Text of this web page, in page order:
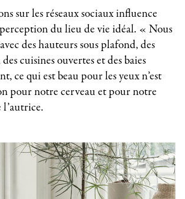
sur les réseaux sociaux influence
du lieu de vie idéal. « Nous
des hauteurs sous plafond, des
cuisines ouvertes et des baies
ce qui est beau pour les yeux n’est
pour notre cerveau et pour notre